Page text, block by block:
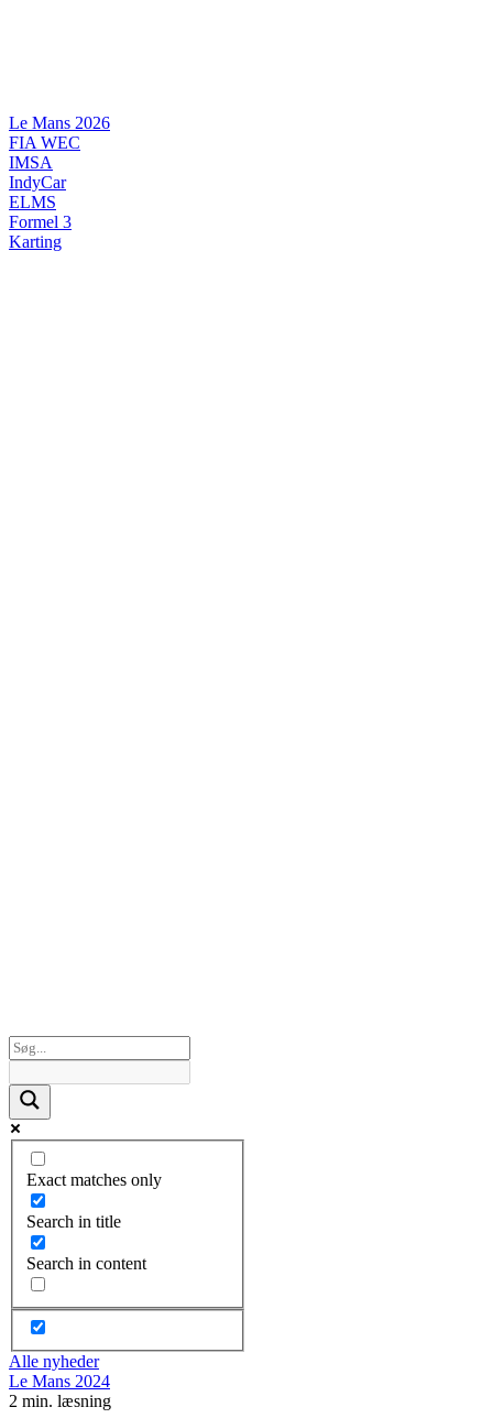
Le Mans 2026
FIA WEC
IMSA
IndyCar
ELMS
Formel 3
Karting
Exact matches only
Search in title
Search in content
Alle nyheder
Le Mans 2024
2 min. læsning